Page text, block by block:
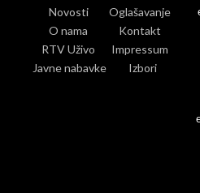
Novosti
Oglašavanje
O nama
Kontakt
RTV Uživo
Impressum
Javne nabavke
Izbori